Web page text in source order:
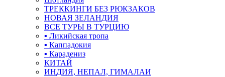
ТРЕККИНГИ БЕЗ РЮКЗАКОВ
НОВАЯ ЗЕЛАНДИЯ
ВСЕ ТУРЫ В ТУРЦИЮ
▪ Ликийская тропа
▪ Каппадокия
▪ Карадениз
КИТАЙ
ИНДИЯ, НЕПАЛ, ГИМАЛАИ